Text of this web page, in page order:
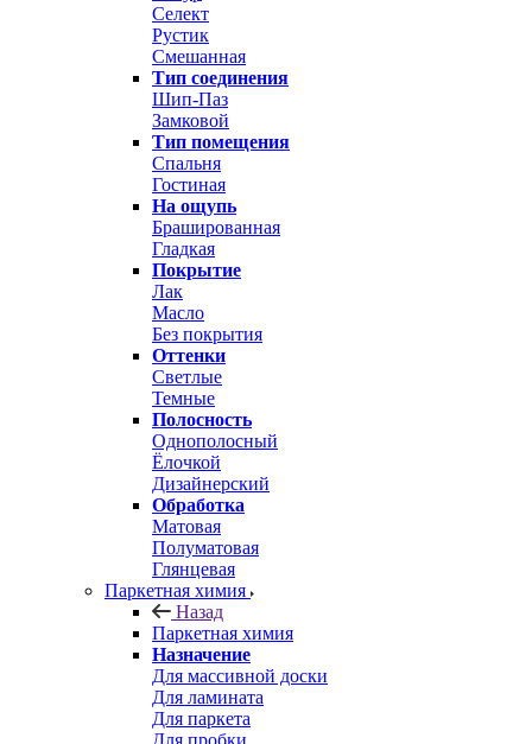
Селект
Рустик
Смешанная
Тип соединения
Шип-Паз
Замковой
Тип помещения
Спальня
Гостиная
На ощупь
Брашированная
Гладкая
Покрытие
Лак
Масло
Без покрытия
Оттенки
Светлые
Темные
Полосность
Однополосный
Ёлочкой
Дизайнерский
Обработка
Матовая
Полуматовая
Глянцевая
Паркетная химия
Назад
Паркетная химия
Назначение
Для массивной доски
Для ламината
Для паркета